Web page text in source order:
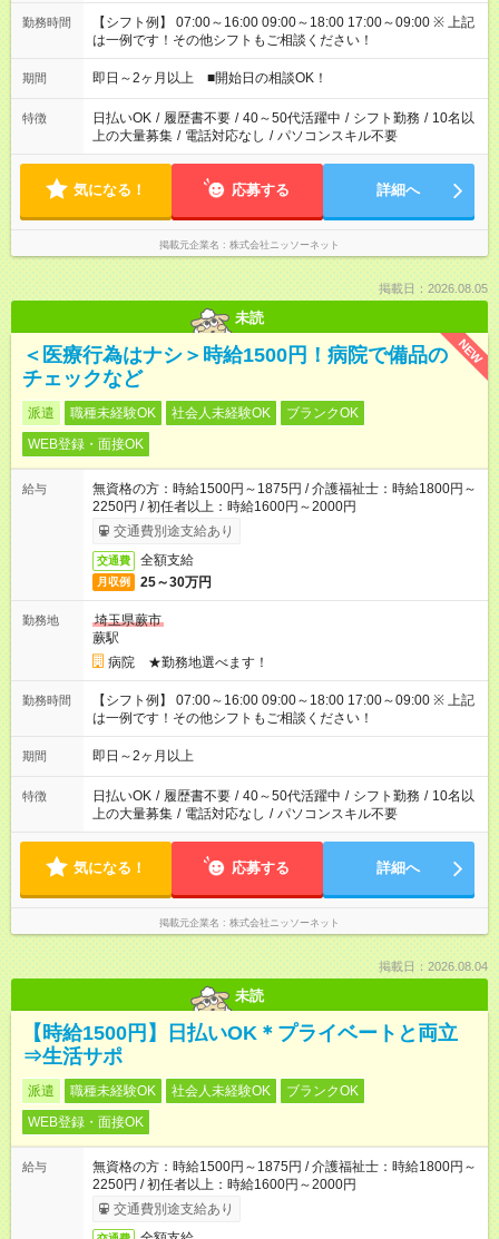
勤務時間
【シフト例】 07:00～16:00 09:00～18:00 17:00～09:00 ※ 上記
は一例です！その他シフトもご相談ください！
期間 即日～2ヶ月以上 ■開始日の相談OK！
特徴 日払いOK / 履歴書不要 / 40～50代活躍中 / シフト勤務 / 10名以
上の大量募集 / 電話対応なし / パソコンスキル不要
気になる！ 応募する 詳細へ
掲載元企業名 株式会社ニッソーネット
掲載日：2026.08.05
未読
NEW
＜医療行為はナシ＞時給1500円！病院で備品の
チェックなど
派遣 職種未経験OK 社会人未経験OK
ブランクOK
WEB登録・面接OK
給与
無資格の方：時給1500円～1875円 / 介護福祉士：時給1800円～
2250円 / 初任者以上：時給1600円～2000円
交通費別途支給あり
交通費 全額支給
月収例 25～30万円
勤務地
埼玉県蕨市
蕨駅
病院 ★勤務地選べます！
勤務時間
【シフト例】 07:00～16:00 09:00～18:00 17:00～09:00 ※ 上記
は一例です！その他シフトもご相談ください！
期間 即日～2ヶ月以上
特徴 日払いOK / 履歴書不要 / 40～50代活躍中 / シフト勤務 / 10名以
上の大量募集 / 電話対応なし / パソコンスキル不要
気になる！ 応募する 詳細へ
掲載元企業名 株式会社ニッソーネット
掲載日：2026.08.04
未読
【時給1500円】日払いOK＊プライベートと両立
⇒生活サポ
派遣 職種未経験OK 社会人未経験OK
ブランクOK
WEB登録・面接OK
給与
無資格の方：時給1500円～1875円 / 介護福祉士：時給1800円～
2250円 / 初任者以上：時給1600円～2000円
交通費別途支給あり